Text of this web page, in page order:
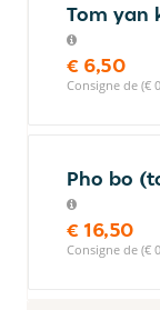
Tom yan
€ 6,50
Consigne de (€
Pho bo
€ 16,50
Consigne de (€